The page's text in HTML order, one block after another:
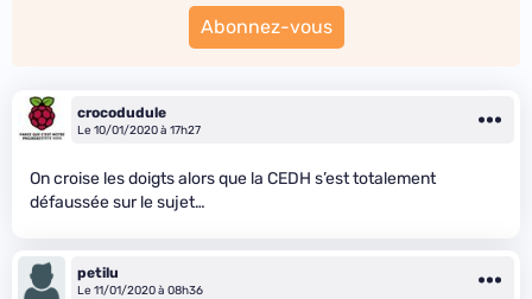
Abonnez-vous
crocodudule
Le 10/01/2020 à 17h27
On croise les doigts alors que la CEDH s’est totalement
défaussée sur le sujet…
petilu
Le 11/01/2020 à 08h36